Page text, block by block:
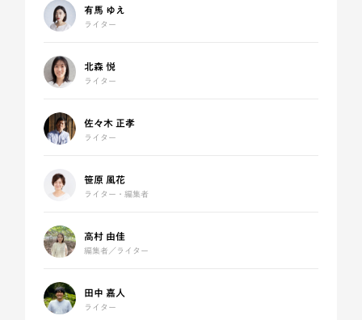
有馬 ゆえ
ライター
北森 悦
ライター
佐々木 正孝
ライター
笹原 風花
ライター・編集者
高村 由佳
編集者／ライター
田中 嘉人
ライター